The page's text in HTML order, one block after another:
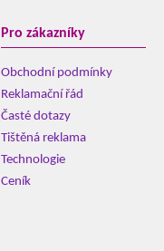
Pro zákazníky
Obchodní podmínky
Reklamační řád
Časté dotazy
Tištěná reklama
Technologie
Ceník